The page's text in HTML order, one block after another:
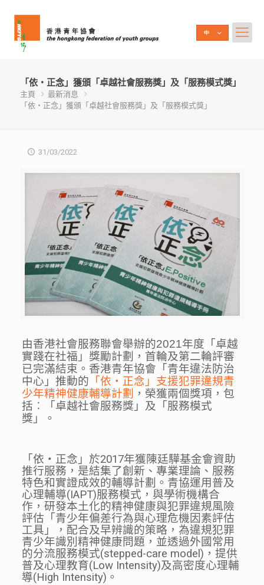
「依‧正念」獲頒「卓越社會服務獎」及「服務模式獎」
主頁
最新消息
「依‧正念」獲頒「卓越社會服務獎」及「服務模式獎」
31/03/2022
由香港社會服務聯會舉辦的2021年度「卓越
實踐在社福」獎勵計劃，首輪及第二輪評審
已完滿結束。香港青年協會「青年違法防治
中心」推動的 「依‧正念」支援犯罪違規青
少年精神健康輔導計劃 ，榮獲兩個獎項，包
括︰「卓越社會服務獎」及「服務模式
獎」。
「依‧正念」於2017年獲陳廷驊基金會資助
推行服務，是結集了創新、專業理論、服務
特色和實證成效的輔導計劃。青協運用普及
心理輔導(IAPT)服務模式，與學術機構合
作，研發本土化的精神健康與犯罪違規風險
評估「青少年偏差行為與心理危機因素評估
工具」，配合及早辨識的策略，為違規犯罪
青少年識別精神健康問題，並透過外國常用
的分流服務模式(stepped-care model)，提供
普及心理教育(Low Intensity)及高密度心理輔
導(High Intensity)。